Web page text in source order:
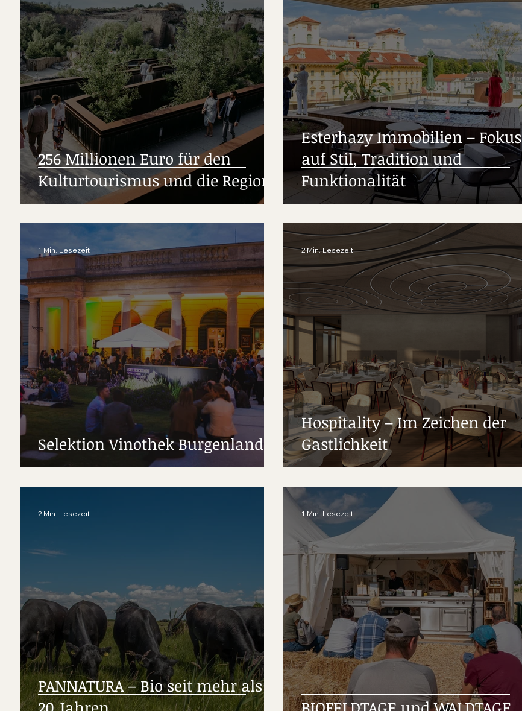
256 Millionen Euro für den
Kulturtourismus und die Region
Esterhazy Immobilien – Fokus
auf Stil, Tradition und
Funktionalität
Selektion Vinothek Burgenland
1 Min. Lesezeit
Hospitality – Im Zeichen der
Gastlichkeit
2 Min. Lesezeit
PANNATURA – Bio seit mehr als
2 Min. Lesezeit 1 Min. Lesezeit